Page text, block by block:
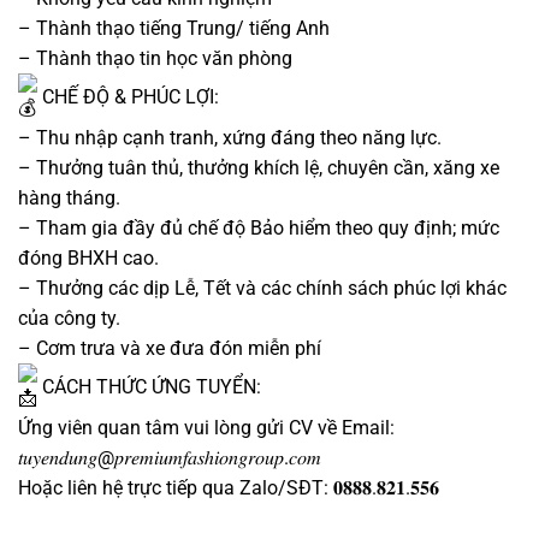
– Thành thạo tiếng Trung/ tiếng Anh
– Thành thạo tin học văn phòng
CHẾ ĐỘ & PHÚC LỢI:
– Thu nhập cạnh tranh, xứng đáng theo năng lực.
– Thưởng tuân thủ, thưởng khích lệ, chuyên cần, xăng xe
hàng tháng.
– Tham gia đầy đủ chế độ Bảo hiểm theo quy định; mức
đóng BHXH cao.
– Thưởng các dịp Lễ, Tết và các chính sách phúc lợi khác
của công ty.
– Cơm trưa và xe đưa đón miễn phí
CÁCH THỨC ỨNG TUYỂN:
Ứng viên quan tâm vui lòng gửi CV về Email:
𝑡𝑢𝑦𝑒𝑛𝑑𝑢𝑛𝑔@𝑝𝑟𝑒𝑚𝑖𝑢𝑚𝑓𝑎𝑠ℎ𝑖𝑜𝑛𝑔𝑟𝑜𝑢𝑝.𝑐𝑜𝑚
Hoặc liên hệ trực tiếp qua Zalo/SĐT: 𝟎𝟖𝟖𝟖.𝟖𝟐𝟏.𝟓𝟓𝟔